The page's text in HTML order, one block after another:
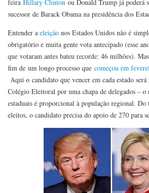
feira Hillary Clinton ou Donald Trump já poderá
sucessor de Barack Obama na presidência dos
Entender a eleição nos Estados Unidos não é
obrigatório e muita gente vota antecipado (esse
que votaram antes bateu recorde: 46 milhões).
fim de um longo processo que começou em
Aqui o candidato que vencer em cada estado será
Colégio Eleitoral por uma chapa de delegados – o
estaduais é proporcional à população regional. Do
eleitos, o candidato precisa do apoio de 270 para